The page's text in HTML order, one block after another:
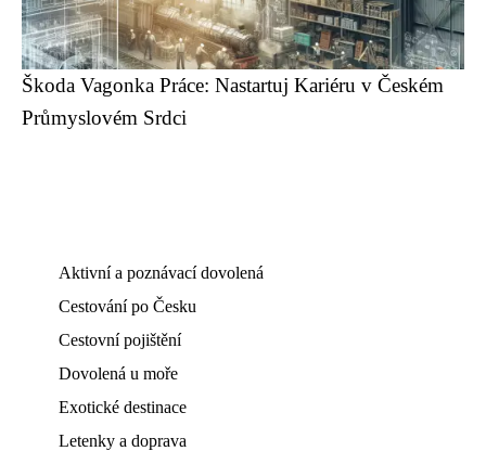
Škoda Vagonka Práce: Nastartuj Kariéru v Českém
Průmyslovém Srdci
Aktivní a poznávací dovolená
Cestování po Česku
Cestovní pojištění
Dovolená u moře
Exotické destinace
Letenky a doprava